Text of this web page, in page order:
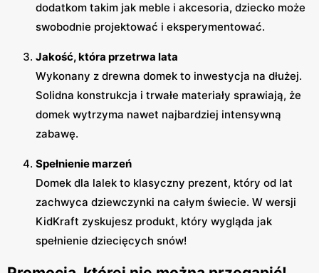
dodatkom takim jak meble i akcesoria, dziecko może
swobodnie projektować i eksperymentować.
Jakość, która przetrwa lata
Wykonany z drewna domek to inwestycja na dłużej.
Solidna konstrukcja i trwałe materiały sprawiają, że
domek wytrzyma nawet najbardziej intensywną
zabawę.
Spełnienie marzeń
Domek dla lalek to klasyczny prezent, który od lat
zachwyca dziewczynki na całym świecie. W wersji
KidKraft zyskujesz produkt, który wygląda jak
spełnienie dziecięcych snów!